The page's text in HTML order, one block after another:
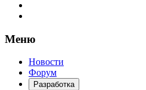
Меню
Новости
Форум
Разработка